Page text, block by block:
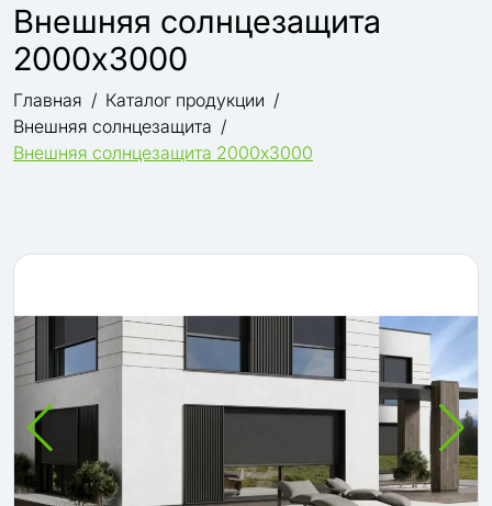
Внешняя солнцезащита
2000х3000
Главная
Каталог продукции
Внешняя солнцезащита
Внешняя солнцезащита 2000х3000